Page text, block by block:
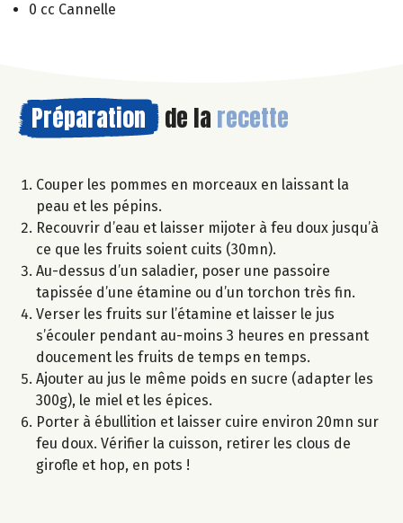
0 cc Cannelle
Préparation de la recette
Couper les pommes en morceaux en laissant la
peau et les pépins.
Recouvrir d’eau et laisser mijoter à feu doux jusqu’à
ce que les fruits soient cuits (30mn).
Au-dessus d’un saladier, poser une passoire
tapissée d’une étamine ou d’un torchon très fin.
Verser les fruits sur l’étamine et laisser le jus
s’écouler pendant au-moins 3 heures en pressant
doucement les fruits de temps en temps.
Ajouter au jus le même poids en sucre (adapter les
300g), le miel et les épices.
Porter à ébullition et laisser cuire environ 20mn sur
feu doux. Vérifier la cuisson, retirer les clous de
girofle et hop, en pots !